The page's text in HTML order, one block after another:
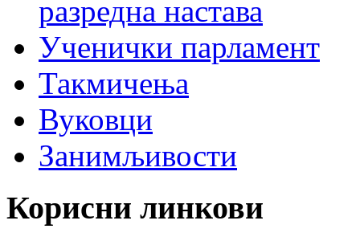
разредна настава
Ученички парламент
Такмичења
Вуковци
Занимљивости
Корисни линкови